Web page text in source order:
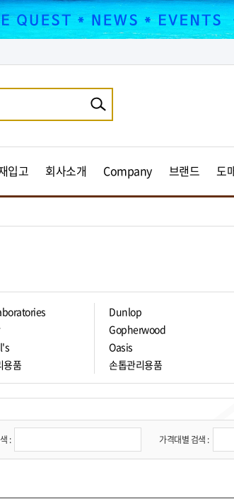
입고 회사소개 Company 브랜드 도
Dunlop
Gopherwood
Oasis
용품 손톱관리용품
: 가격대별 검색 :